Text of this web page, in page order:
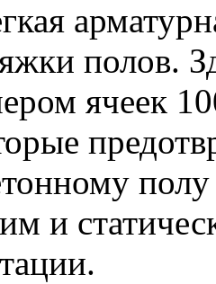
полов.
ячеек
и